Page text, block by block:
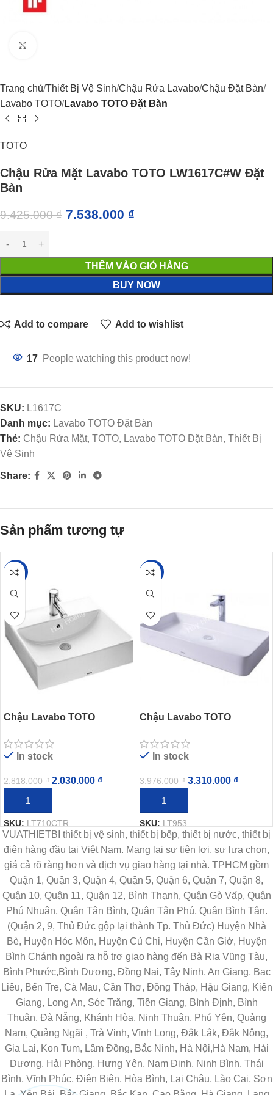
Trang chủ Thiết Bị Vệ Sinh Chậu Rửa Lavabo Chậu Đặt Bàn
Lavabo TOTO Lavabo TOTO Đặt Bàn
TOTO
Chậu Rửa Mặt Lavabo TOTO LW1617C#W Đặt
Bàn
9.425.000₫ 7.538.000 ₫
THÊM VÀO GIỎ HÀNG
BUY NOW
Add to compare Add to wishlist
17 People watching this product now!
SKU: L1617C
Danh mục: Lavabo TOTO Đặt Bàn
Thẻ: Chậu Rửa Mặt, TOTO, Lavabo TOTO Đặt Bàn, Thiết Bị
Vệ Sinh
Share:
Sản phẩm tương tự
-28%
Chậu Lavabo TOTO
Đặt Bàn
In stock
2.818.000₫ 2.030.000 ₫
THÊM VÀO GIỎ HÀNG
SKU:LT710CTR
-17%
Chậu Lavabo TOTO
In stock
3.976.000₫ 3.310.000 ₫
THÊM VÀO GIỎ HÀNG
SKU:LT953
VUATHIETBI thiết bị vệ sinh, thiết bị bếp, thiết bị nước, thiết bị
điện hàng đầu tại Việt Nam. Mang lại sự tiện lợi, sự lựa chọn,
giá cả rõ ràng hơn và dịch vụ giao hàng tại nhà. TPHCM gồm
Quận 1, Quận 3, Quận 4, Quận 5, Quận 6, Quận 7, Quận 8,
Quận 10, Quận 11, Quận 12, Bình Thạnh, Quận Gò Vấp, Quận
Phú Nhuận, Quận Tân Bình, Quận Tân Phú, Quận Bình Tân.
(Quận 2, 9, Thủ Đức gộp lại thành Tp. Thủ Đức) Huyện Nhà
Bè, Huyện Hóc Môn, Huyện Củ Chi, Huyện Cần Giờ, Huyện
Bình Chánh ngoài ra hỗ trợ giao hàng đến Bà Rịa Vũng Tàu,
Bình Phước,Bình Dương, Đồng Nai, Tây Ninh, An Giang, Bạc
Liêu, Bến Tre, Cà Mau, Cần Thơ, Đồng Tháp, Hậu Giang, Kiên
Giang, Long An, Sóc Trăng, Tiền Giang, Bình Định, Bình
Thuận, Đà Nẵng, Khánh Hòa, Ninh Thuận, Phú Yên, Quảng
Nam, Quảng Ngãi , Trà Vinh, Vĩnh Long, Đắk Lắk, Đắk Nông,
Gia Lai, Kon Tum, Lâm Đồng, Bắc Ninh, Hà Nội,Hà Nam, Hải
Dương, Hải Phòng, Hưng Yên, Nam Định, Ninh Bình, Thái
Bình, Vĩnh Phúc, Điện Biên, Hòa Bình, Lai Châu, Lào Cai, Sơn